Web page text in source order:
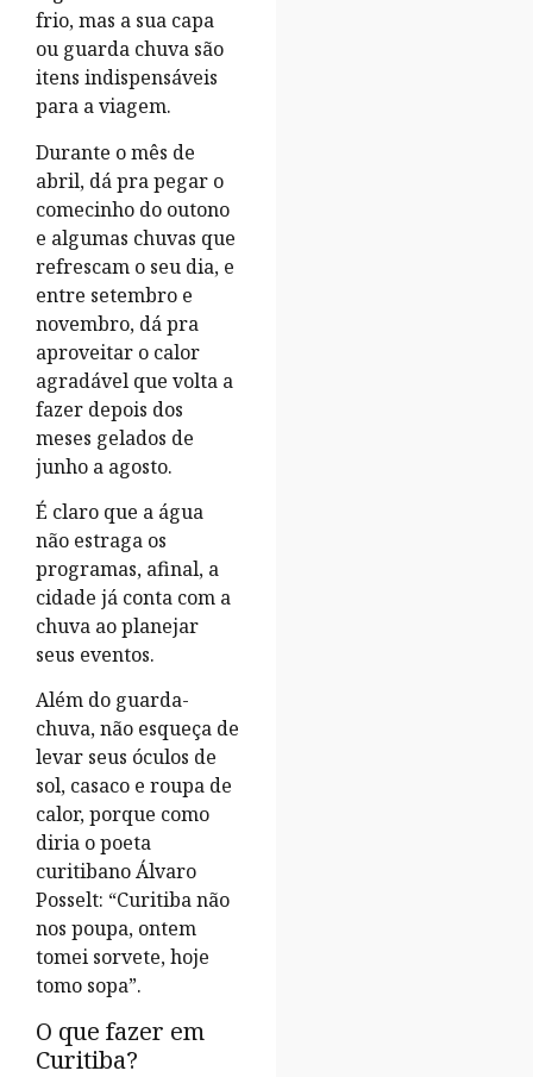
frio, mas a sua capa
ou guarda chuva são
itens indispensáveis
para a viagem.
Durante o mês de
abril, dá pra pegar o
comecinho do outono
e algumas chuvas que
refrescam o seu dia, e
entre setembro e
novembro, dá pra
aproveitar o calor
agradável que volta a
fazer depois dos
meses gelados de
junho a agosto.
É claro que a água
não estraga os
programas, afinal, a
cidade já conta com a
chuva ao planejar
seus eventos.
Além do guarda-
chuva, não esqueça de
levar seus óculos de
sol, casaco e roupa de
calor, porque como
diria o poeta
curitibano Álvaro
Posselt: “Curitiba não
nos poupa, ontem
tomei sorvete, hoje
tomo sopa”.
O que fazer em
Curitiba?